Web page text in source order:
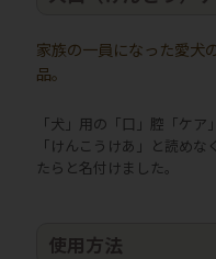
家族の一員になった愛犬
品。
「犬」用の「口」腔「ケア
「けんこうけあ」と読め
たらと名付けました。
使用方法